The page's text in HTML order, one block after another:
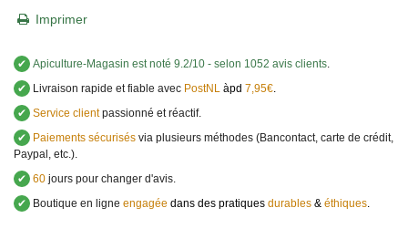
Imprimer
✔ Apiculture-Magasin est noté 9.2/10 - selon 1052 avis clients.
✔
Livraison rapide et fiable avec PostNL àpd 7,95€.
✔ Service clientpassionné et réactif.
✔
Paiements sécurisés via plusieurs méthodes (Bancontact, carte de crédit,
Paypal, etc.).
✔ 60 jours pour changer d'avis.
✔
Boutique en ligne engagée dans des pratiques durables & éthiques.